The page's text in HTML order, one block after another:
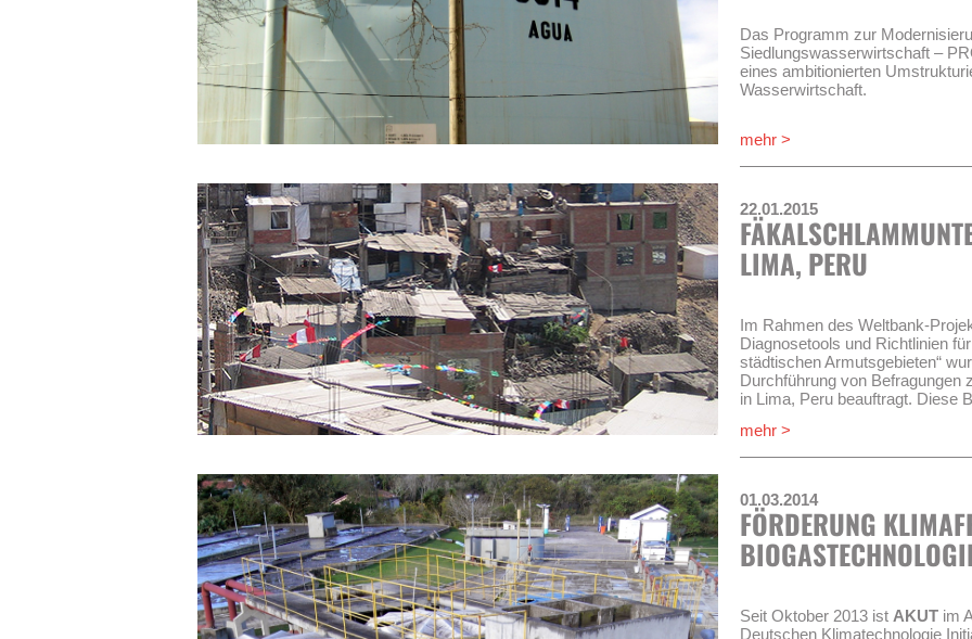
Das Programm zur
Siedlungswasserwirtschaft –
eines ambitionierten
Wasserwirtschaft.
Servicios de Saneamiento Nº
Wasserver- und
bestimmten Leistungskriterien
Übergangsverwaltung gestellt
AKUTwurde dazu mit dem
drei Handlungsfeldern das
1. Umsetzung des Gesetzes
Siedlungswasserwirtschaft
2. Verbesserung der
3. Verbesserung des
mehr >
22.01.2015
LIMA, PERU
Im Rahmen des Weltbank-
Diagnosetools und Richtlinien
städtischen Armutsgebieten“
Durchführung von
in Lima, Peru beauftragt. Diese
und Feldbeobachtungen.
mehr >
01.03.2014
FÖRDERUNG
Seit Oktober 2013 ist AKUTim
Deutschen Klimatechnologie